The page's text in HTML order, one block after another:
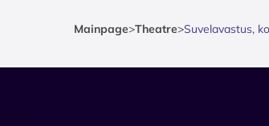
Mainpage>Theatre>Suvelavastus,